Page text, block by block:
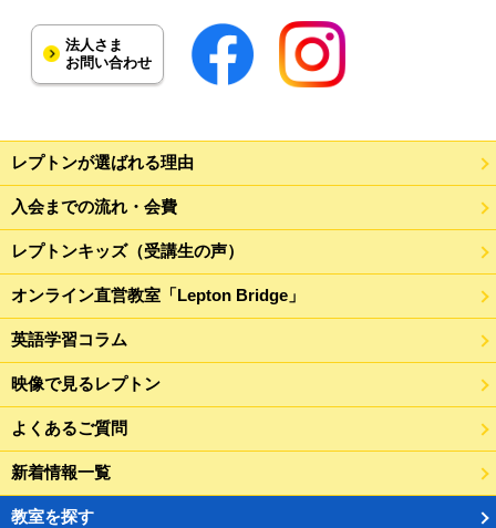
法人さま
お問い合わせ
レプトンが選ばれる理由
入会までの流れ・会費
レプトンキッズ（受講生の声）
オンライン直営教室「Lepton Bridge」
英語学習コラム
映像で見るレプトン
よくあるご質問
新着情報一覧
教室を探す